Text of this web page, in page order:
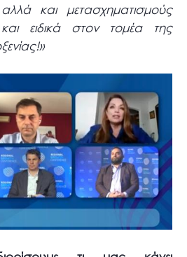
αλλά και μετασχηματισμούς
ειδικά στον τομέα της